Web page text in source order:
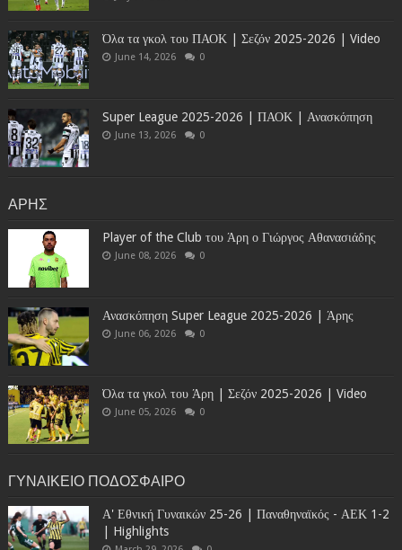
Όλα τα γκολ του ΠΑΟΚ | Σεζόν 2025-2026 | Video
June 14, 2026 0
Super League 2025-2026 | ΠΑΟΚ | Ανασκόπηση
June 13, 2026 0
ΑΡΗΣ
Player of the Club του Άρη ο Γιώργος Αθανασιάδης
June 08, 2026 0
Ανασκόπηση Super League 2025-2026 | Άρης
June 06, 2026 0
Όλα τα γκολ του Άρη | Σεζόν 2025-2026 | Video
June 05, 2026 0
ΓΥΝΑΙΚΕΙΟ ΠΟΔΟΣΦΑΙΡΟ
Α' Εθνική Γυναικών 25-26 | Παναθηναϊκός - ΑΕΚ 1-2
| Highlights